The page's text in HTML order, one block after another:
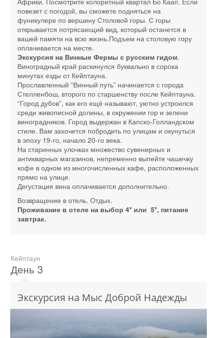
повезет с погодой, вы сможете подняться на
фуникулере по вершину Столовой горы. С горы
открывается потрясающий вид, который останется в
вашей памяти на всю жизнь.Подъем на столовую гору
оплачивается на месте.
Экскурсия на Винные Фермы с русским гидом.
Виноградный край раскинулся буквально в сорока
минутах езды от Кейптауна.
Прославленный “Винный путь” начинается с города
Стелленбош, второго по старшенству после Кейптауна.
“Город дубов”, как его ещё называют, уютно устроился
среди живописной долины, в окружении гор и зелени
виноградников. Город выдержан в Капско-Голландском
стиле. Вам захочется побродить по улицам и окунуться
в эпоху 19-го, начало 20-го века.
На старинных улочках множество сувенирных и
антикварных магазинов, непременно выпейте чашечку
кофе в одном из многочисленных кафе, расположенных
прямо на улице.
Дегустация вина оплачивается дополнительно.
Возвращение в отель. Отдых.
Проживание в отеле на выбор 4* или 5*, питание
завтрак.
Кейптаун
День 3
Экскурсия на Мыс Доброй Надежды